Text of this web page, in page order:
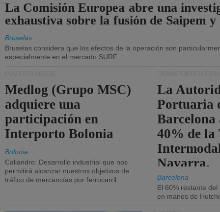
La Comisión Europea abre una
exhaustiva sobre la fusión de Saipem y
Bruselas
Bruselas considera que los efectos de la operación son
especialmente en el mercado SURF.
Medlog (Grupo MSC)
adquiere una
participación en
Interporto Bolonia
Bolonia
Caliandro: Desarrollo industrial que nos
permitirá alcanzar nuestros objetivos de
tráfico de mercancías por ferrocarril.
La
Portuaria
40% de la
Navarra.
Barcelona
El 60% restante
en manos de